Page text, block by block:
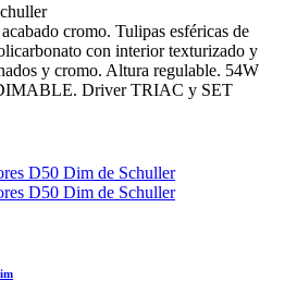
cromo. Tulipas esféricas de
con interior texturizado y
y cromo. Altura regulable. 54W
Driver TRIAC y SET